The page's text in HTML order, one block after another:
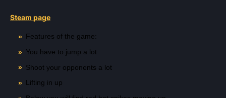
Steam page
Features of the game:
You have to jump a lot
Shoot your opponents a lot
Lifting in up